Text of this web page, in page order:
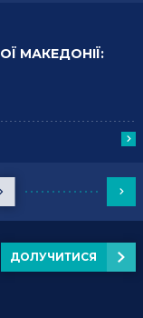
МАКЕДОНІЇ:
ДОЛУЧИТИСЯ